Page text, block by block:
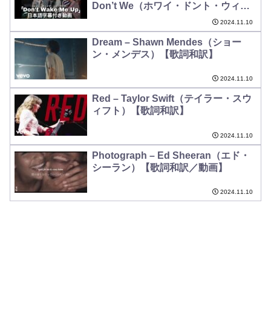
Don’t We（ホワイ・ドント・ウィ
2024.11.10
Dream – Shawn Mendes（ショー
ン・メンデス）【歌詞和訳】
2024.11.10
Red – Taylor Swift（テイラー・スウ
ィフト）【歌詞和訳】
2024.11.10
Photograph – Ed Sheeran（エド・
シーラン）【歌詞和訳／動画】
2024.11.10